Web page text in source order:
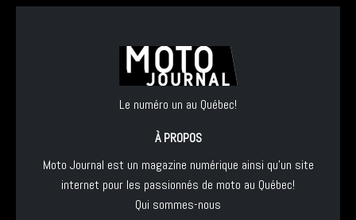
Le numéro un au Québec!
À PROPOS
Moto Journal est un magazine numérique ainsi qu'un site
internet pour les passionnés de moto au Québec!
Qui sommes-nous